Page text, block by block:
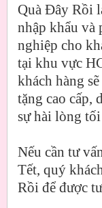
Quà Đây Rồi
nhập khẩu và
nghiệp cho
tại khu vực
khách hàng
tặng cao cấp,
sự hài lòng
Nếu cần tư
Tết, quý
Rồi để được